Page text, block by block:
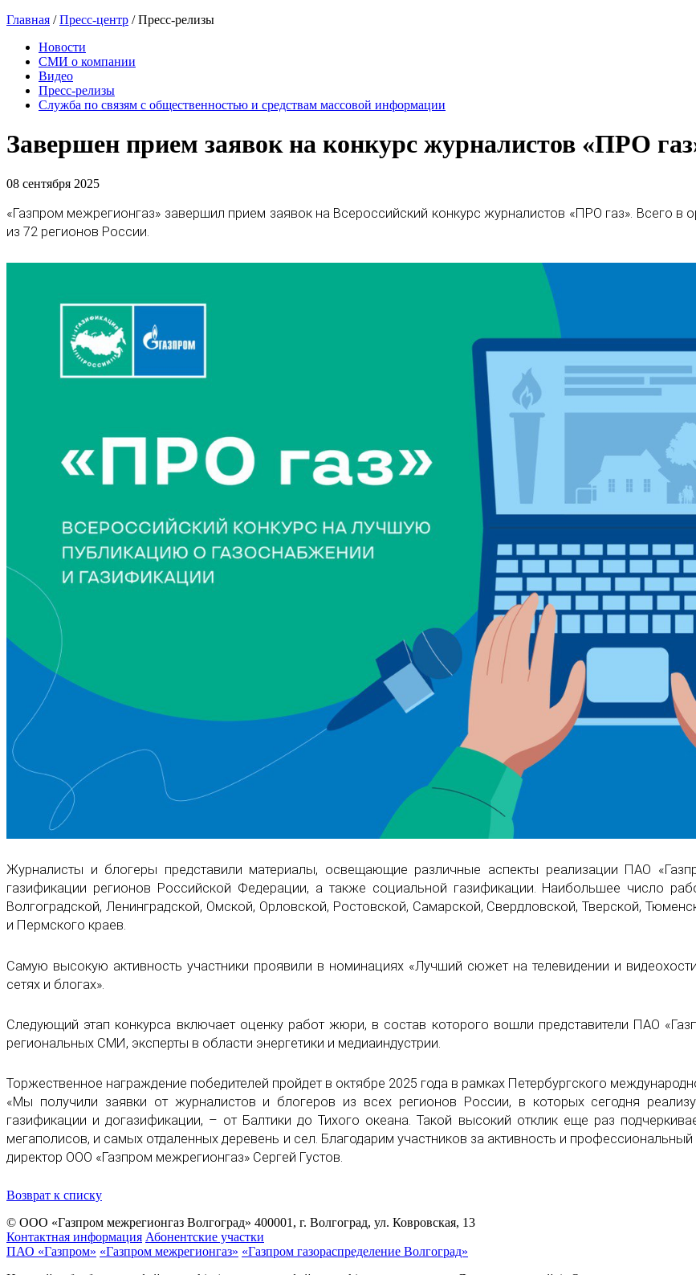
Главная /Пресс-центр / Пресс-релизы
Новости
СМИ о компании
Видео
Пресс-релизы
Служба по связям с общественностью и средствам массовой информации
Завершен прием заявок на конкурс журналистов «ПРО
08 сентября 2025
«Газпром межрегионгаз» завершил прием заявок на Всероссийский конкурс журналистов «ПРО газ». Всего в
из 72 регионов России.
Журналисты и блогеры представили материалы, освещающие различные аспекты реализации ПАО
газификации регионов Российской Федерации, а также социальной газификации. Наибольшее число
Волгоградской, Ленинградской, Омской, Орловской, Ростовской, Самарской, Свердловской, Тверской,
и Пермского краев.
Самую высокую активность участники проявили в номинациях «Лучший сюжет на телевидении и
сетях и блогах».
Следующий этап конкурса включает оценку работ жюри, в состав которого вошли представители ПАО
региональных СМИ, эксперты в области энергетики и медиаиндустрии.
Торжественное награждение победителей пройдет в октябре 2025 года в рамках Петербургского
«Мы получили заявки от журналистов и блогеров из всех регионов России, в которых сегодня
газификации и догазификации, – от Балтики до Тихого океана. Такой высокий отклик еще раз
мегаполисов, и самых отдаленных деревень и сел. Благодарим участников за активность и профессиональный
директор ООО «Газпром межрегионгаз» Сергей Густов.
Возврат к списку
© ООО «Газпром межрегионгаз Волгоград» 400001, г. Волгоград, ул. Ковровская, 13
Контактная информация Абонентские участки
ПАО «Газпром» «Газпром межрегионгаз» «Газпром газораспределение Волгоград»